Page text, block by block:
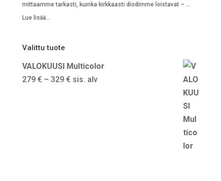
mittaamme tarkasti, kuinka kirkkaasti diodimme loistavat – …
Lue lisää...
Valittu tuote
VALOKUUSI Multicolor
279 € – 329 €Hintaluokka:
sis. alv